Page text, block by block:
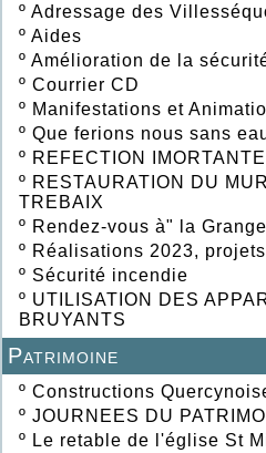
º Adressage des
º Aides
º Amélioration de la
º Courrier CD
º Manifestations et
º Que ferions nous sans
º REFECTION
º RESTAURATION DU
TREBAIX
º Rendez-vous à" la
º Réalisations 2023,
º Sécurité incendie
º UTILISATION DES
BRUYANTS
Patrimoine
º Constructions
º JOURNEES DU
º Le retable de l'église St